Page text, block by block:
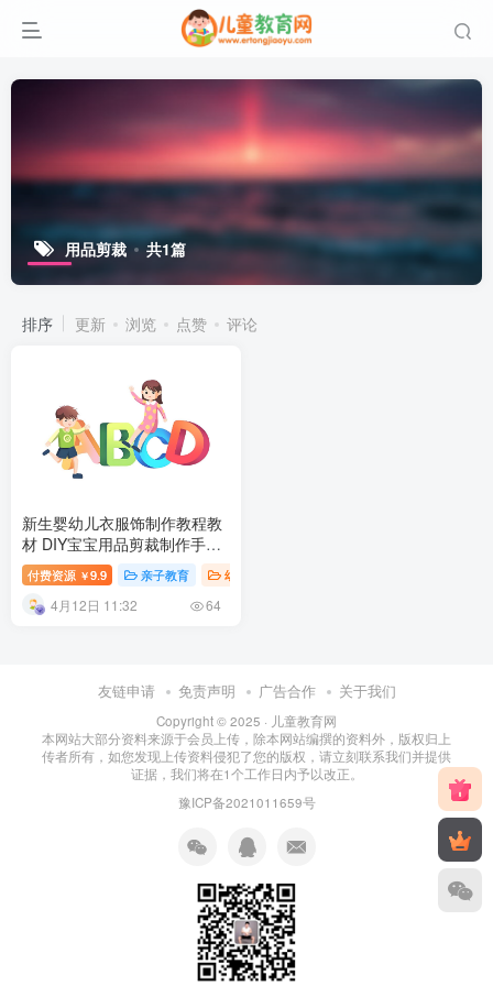
用品剪裁 共1篇
排序 更新 浏览 点赞 评论
新生婴幼儿衣服饰制作教程教
材 DIY宝宝用品剪裁制作手工
教程套餐百度网盘下载
付费资源 ￥9.9 亲子教育 幼儿知识
4月12日 11:32 64
友链申请 免责声明 广告合作 关于我们
Copyright © 2025 · 儿童教育网
本网站大部分资料来源于会员上传，除本网站编撰的资料外，版权归上
传者所有，如您发现上传资料侵犯了您的版权，请立刻联系我们并提供
证据，我们将在1个工作日内予以改正。
豫ICP备2021011659号